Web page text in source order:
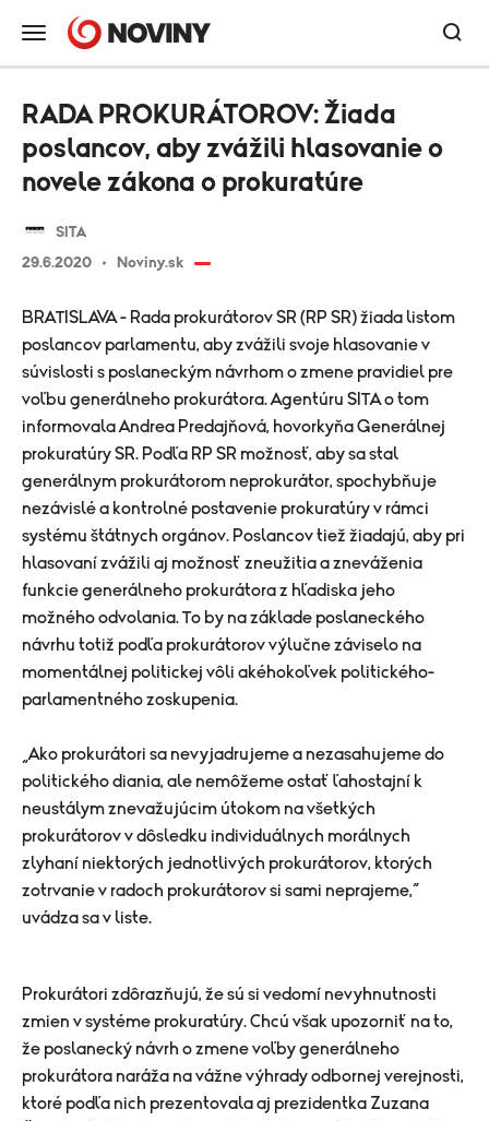
SITA
29.6.2020
Noviny.sk
RADA PROKURÁTOROV: Žiada
poslancov, aby zvážili hlasovanie o
novele zákona o prokuratúre
BRATISLAVA - Rada prokurátorov SR (RP SR) žiada listom
poslancov parlamentu, aby zvážili svoje hlasovanie v
súvislosti s poslaneckým návrhom o zmene pravidiel pre
voľbu generálneho prokurátora. Agentúru SITA o tom
informovala Andrea Predajňová, hovorkyňa Generálnej
prokuratúry SR. Podľa RP SR možnosť, aby sa stal
generálnym prokurátorom neprokurátor, spochybňuje
nezávislé a kontrolné postavenie prokuratúry v rámci
systému štátnych orgánov. Poslancov tiež žiadajú, aby pri
hlasovaní zvážili aj možnosť zneužitia a zneváženia
funkcie generálneho prokurátora z hľadiska jeho
možného odvolania. To by na základe poslaneckého
návrhu totiž podľa prokurátorov výlučne záviselo na
momentálnej politickej vôli akéhokoľvek politického-
parlamentného zoskupenia.
„Ako prokurátori sa nevyjadrujeme a nezasahujeme do
politického diania, ale nemôžeme ostať ľahostajní k
neustálym znevažujúcim útokom na všetkých
prokurátorov v dôsledku individuálnych morálnych
zlyhaní niektorých jednotlivých prokurátorov, ktorých
zotrvanie v radoch prokurátorov si sami neprajeme,“
uvádza sa v liste.
Prokurátori zdôrazňujú, že sú si vedomí nevyhnutnosti
zmien v systéme prokuratúry. Chcú však upozorniť na to,
že poslanecký návrh o zmene voľby generálneho
prokurátora naráža na vážne výhrady odbornej verejnosti,
ktoré podľa nich prezentovala aj prezidentka Zuzana